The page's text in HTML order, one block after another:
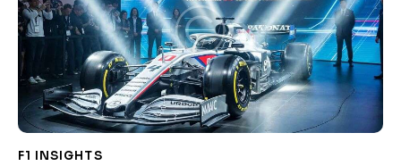
F1 INSIGHTS